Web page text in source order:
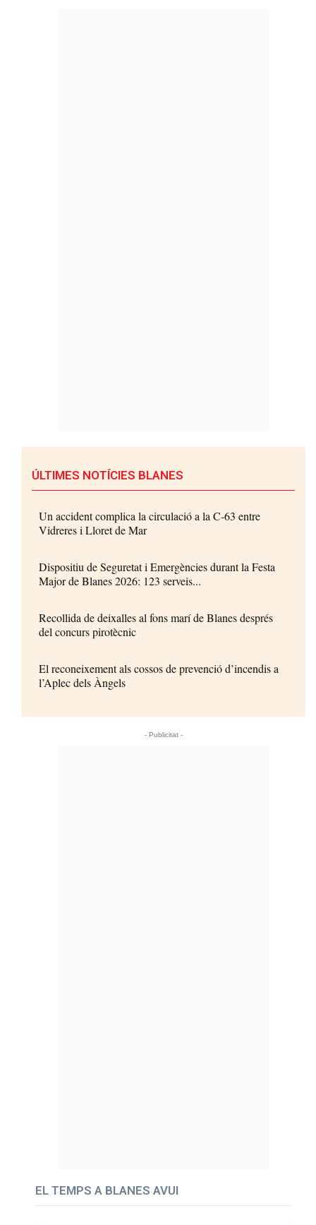
ÚLTIMES NOTÍCIES BLANES
Un accident complica la circulació a la C-63 entre
Vidreres i Lloret de Mar
Dispositiu de Seguretat i Emergències durant la Festa
Major de Blanes 2026: 123 serveis...
Recollida de deixalles al fons marí de Blanes després
del concurs pirotècnic
El reconeixement als cossos de prevenció d’incendis a
l’Aplec dels Àngels
- Publicitat -
EL TEMPS A BLANES AVUI